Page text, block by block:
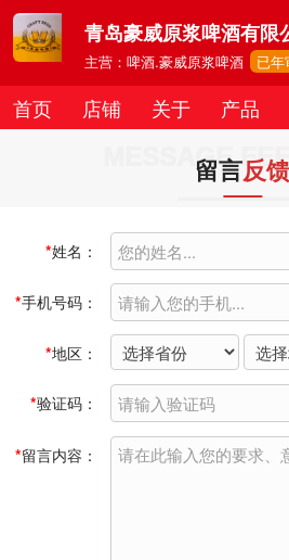
青岛豪威原浆啤酒有限
主营：啤酒.豪威原浆啤酒 已年
首页 店铺 关于 产品
MESSAGE
留言反馈
*姓名：
*手机号码：
*地区：
*验证码：
*留言内容：